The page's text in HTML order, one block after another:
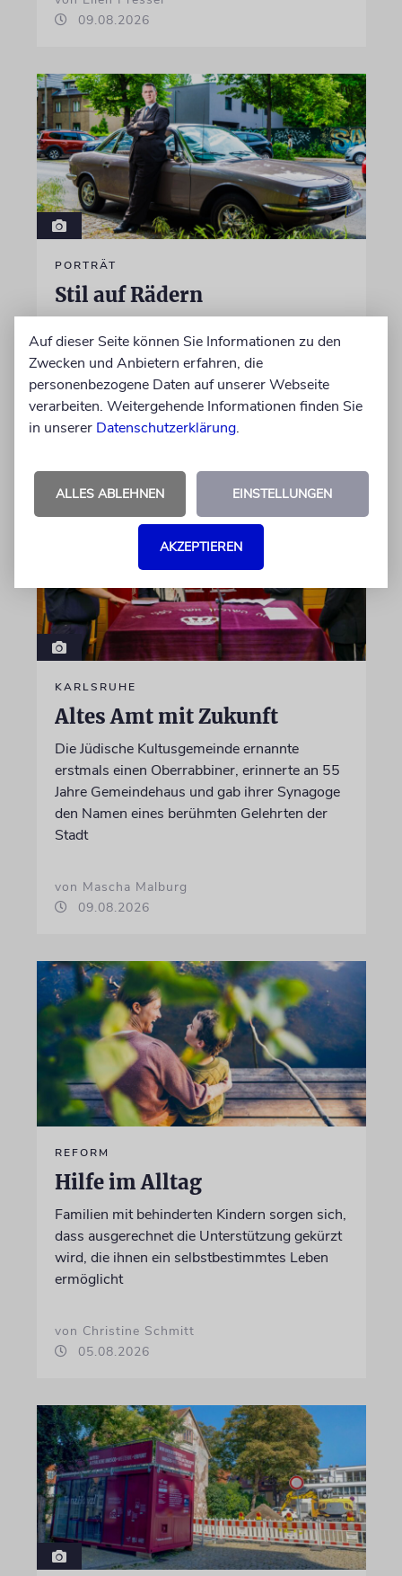
09.08.2026
PORTRÄT
Stil auf Rädern
Oldtimer – und fährt sie, statt sie nur in der
Garage zu bewundern. Ein Besuch in Pankow
von Imanuel Marcus
KARLSRUHE
Altes Amt mit Zukunft
Die Jüdische Kultusgemeinde ernannte
erstmals einen Oberrabbiner, erinnerte an 55
Jahre Gemeindehaus und gab ihrer Synagoge
den Namen eines berühmten Gelehrten der
Stadt
von Mascha Malburg
09.08.2026
REFORM
Hilfe im Alltag
Familien mit behinderten Kindern sorgen sich,
dass ausgerechnet die Unterstützung gekürzt
wird, die ihnen ein selbstbestimmtes Leben
ermöglicht
von Christine Schmitt
05.08.2026
Auf dieser Seite können Sie Informationen zu den
Zwecken und Anbietern erfahren, die
personenbezogene Daten auf unserer Webseite
verarbeiten. Weitergehende Informationen finden Sie
in unserer Datenschutzerklärung.
ALLES ABLEHNEN EINSTELLUNGEN
AKZEPTIEREN